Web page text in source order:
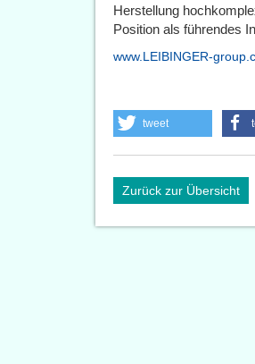
Herstellung
Position als führendes
www.LEIBINGER-
tweet
Zurück zur Übersicht